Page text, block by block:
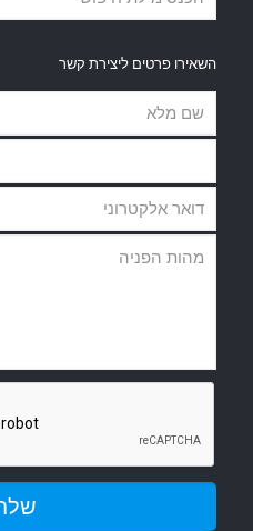
השאירו פרטים ליצירת קשר